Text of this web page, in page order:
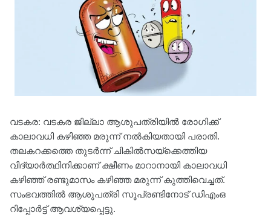
വടകര: വടകര ജില്ലാ ആശുപത്രിയില്‍ രോഗിക്ക്
കാലാവധി കഴിഞ്ഞ മരുന്ന് നല്‍കിയതായി പരാതി.
തലകറക്കത്തെ തുടര്‍ന്ന് ചികില്‍സയ്ക്കെത്തിയ
വിദ്യാര്‍ത്ഥിനിക്കാണ് ക്ഷീണം മാറാനായി കാലാവധി
കഴിഞ്ഞ് രണ്ടുമാസം കഴിഞ്ഞ മരുന്ന് കുത്തിവെച്ചത്.
സംഭവത്തില്‍ ആശുപത്രി സൂപ്രണ്ടിനോട് ഡിഎംഒ
റിപ്പോര്‍ട്ട് ആവശ്യപ്പെട്ടു.